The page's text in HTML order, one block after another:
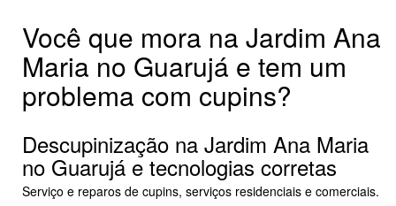
Você que mora na Jardim Ana
Maria no Guarujá e tem um
problema com cupins?
Descupinização na Jardim Ana Maria
no Guarujá e tecnologias corretas
Serviço e reparos de cupins, serviços residenciais e comerciais.